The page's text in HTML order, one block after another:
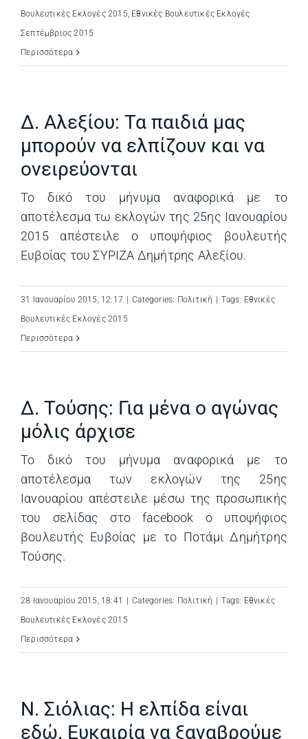
Βουλευτικές Εκλογές 2015, Εθνικές Βουλευτικές Εκλογές
Σεπτέμβριος 2015
Περισσότερα
Δ. Αλεξίου: Τα παιδιά μας
μπορούν να ελπίζουν και να
ονειρεύονται
Το δικό του μήνυμα αναφορικά με το
αποτέλεσμα τω εκλογών της 25ης Ιανουαρίου
2015 απέστειλε ο υποψήφιος βουλευτής
Ευβοίας του ΣΥΡΙΖΑ Δημήτρης Αλεξίου.
31 Ιανουαρίου 2015, 12:17 Categories: Πολιτική Tags: Εθνικές
Βουλευτικές Εκλογές 2015
Περισσότερα
Δ. Τούσης: Για μένα ο αγώνας
μόλις άρχισε
Το δικό του μήνυμα αναφορικά με το
αποτέλεσμα των εκλογών της 25ης
Ιανουαρίου απέστειλε μέσω της προσωπικής
του σελίδας στο facebook ο υποψήφιος
βουλευτής Ευβοίας με το Ποτάμι Δημήτρης
Τούσης.
28 Ιανουαρίου 2015, 18:41 Categories: Πολιτική Tags: Εθνικές
Βουλευτικές Εκλογές 2015
Περισσότερα
Ν. Σιόλιας: Η ελπίδα είναι
εδώ. Ευκαιρία να ξαναβρούμε